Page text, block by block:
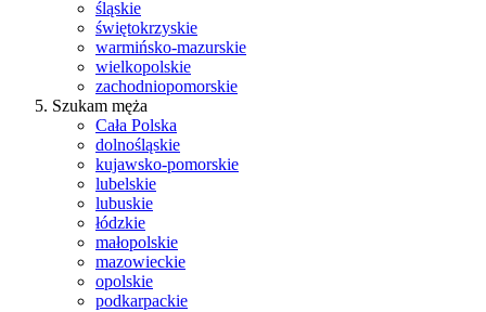
śląskie
świętokrzyskie
warmińsko-mazurskie
wielkopolskie
zachodniopomorskie
Szukam męża
Cała Polska
dolnośląskie
kujawsko-pomorskie
lubelskie
lubuskie
łódzkie
małopolskie
mazowieckie
opolskie
podkarpackie